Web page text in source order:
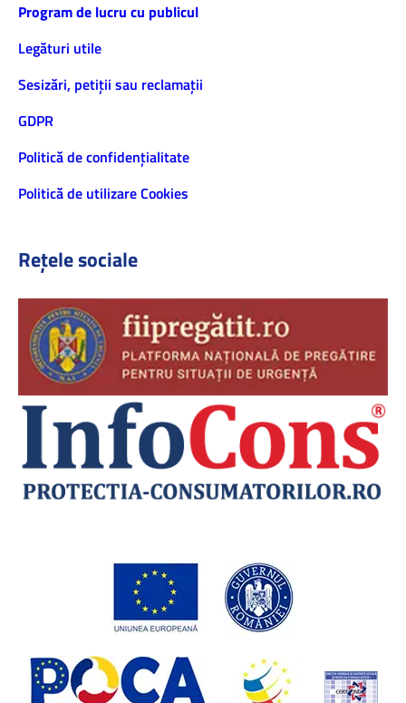
Program de lucru cu publicul
Legături utile
Sesizări, petiţii sau reclamații
GDPR
Politică de confidenţialitate
Politică de utilizare Cookies
Rețele sociale